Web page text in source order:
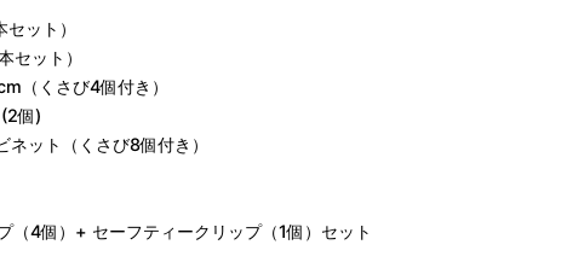
ット）
セット）
（くさび4個付き）
個)
ット（くさび8個付き）
（4個）+ セーフティークリップ（1個）セット